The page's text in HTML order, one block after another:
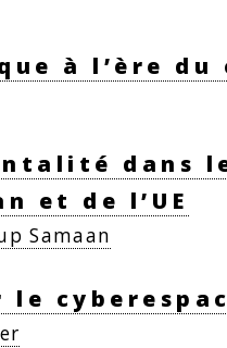
à l’ère du
dans
et de l’UE
Samaan
le